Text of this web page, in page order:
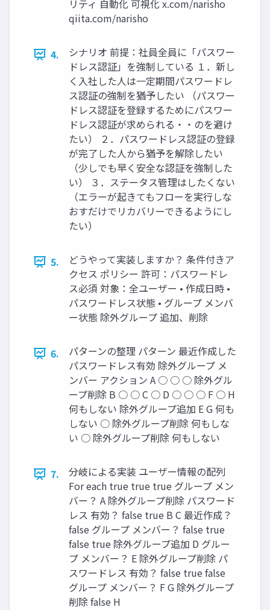
リティ 自動化 可視化 x.com/narisho
qiita.com/narisho
4.
シナリオ 前提：社員全員に「パスワー
ドレス認証」を強制している １．新し
く入社した人は一定期間パスワードレ
ス認証の強制を猶予したい （パスワー
ドレス認証を登録するためにパスワー
ドレス認証が求められる・・のを避け
たい） ２．パスワードレス認証の登録
が完了した人から猶予を解除したい
（少しでも早く安全な認証を強制した
い） ３．ステータス管理はしたくない
（エラーが起きてもフローを実行しな
おすだけでリカバリーできるようにし
たい）
5.
どうやって実装しますか？ 条件付きア
クセス ポリシー 許可：パスワードレ
ス必須 対象：全ユーザー • 作成日時 •
パスワードレス状態 • グループ メンバ
ー状態 除外グループ 追加、削除
6.
パターンの整理 パターン 最近作成した
パスワードレス有効 除外グループ メ
ンバー アクション A ○ ○ ○ 除外グル
ープ削除 B ○ ○ C ○ D ○ ○ ○ F ○ H
何もしない 除外グループ追加 E G 何も
しない ○ 除外グループ削除 何もしな
い ○ 除外グループ削除 何もしない
7.
分岐による実装 ユーザー情報の配列
For each true true true グループ メン
バー？ A 除外グループ削除 パスワード
レス 有効？ false true B C 最近作成？
false グループ メンバー？ false true
false true 除外グループ追加 D グルー
プ メンバー？ E 除外グループ削除 パ
スワードレス 有効？ false true false
グループ メンバー？ F G 除外グループ
削除 false H